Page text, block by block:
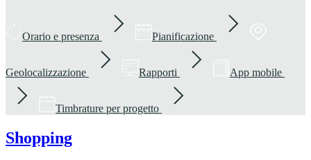
Orario e presenza Pianificazione
Geolocalizzazione Rapporti App mobile
Timbrature per progetto
Shopping